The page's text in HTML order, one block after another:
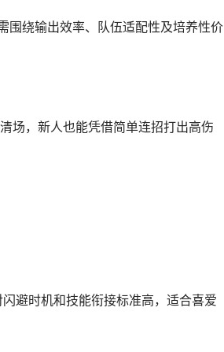
围绕输出效率、队伍适配性及培养性价
场，新人也能凭借简单连招打出高伤
避时机和技能衔接标准高，适合喜爱